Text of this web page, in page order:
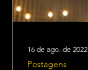
Postagens
16 de ago. de 2022